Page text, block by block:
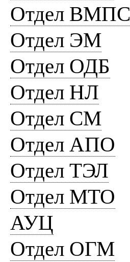
Отдел ВМПС
Отдел ЭМ
Отдел ОДБ
Отдел НЛ
Отдел СМ
Отдел АПО
Отдел ТЭЛ
Отдел МТО
АУЦ
Отдел ОГМ